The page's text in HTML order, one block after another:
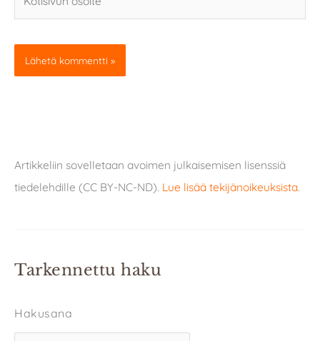
osoite
Artikkeliin sovelletaan avoimen julkaisemisen lisenssiä
tiedelehdille (CC BY-NC-ND). Lue lisää tekijänoikeuksista.
Tarkennettu haku
Hakusana